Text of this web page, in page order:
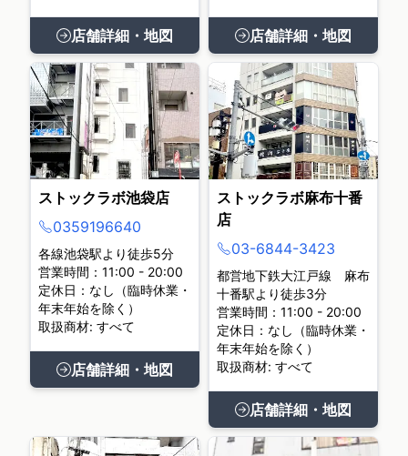
店舗詳細・地図 店舗詳細・地図
ストックラボ池袋店
0359196640
各線池袋駅より徒歩5分
営業時間：11:00 - 20:00
定休日：なし（臨時休業・
年末年始を除く）
取扱商材: すべて
店舗詳細・地図
ストックラボ麻布十番
店
03-6844-3423
都営地下鉄大江戸線 麻布
十番駅より徒歩3分
営業時間：11:00 - 20:00
定休日：なし（臨時休業・
年末年始を除く）
取扱商材: すべて
店舗詳細・地図